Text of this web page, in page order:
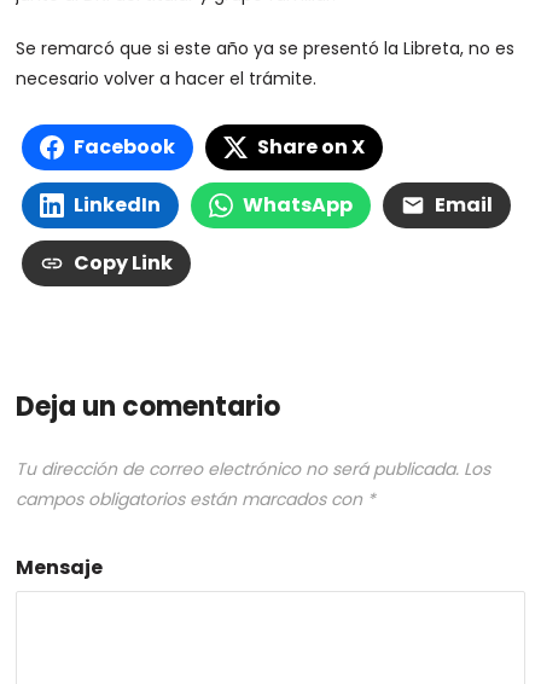
Se remarcó que si este año ya se presentó la Libreta, no es
necesario volver a hacer el trámite.
Facebook Share on X
LinkedIn WhatsApp Email
Copy Link
Deja un comentario
Tu dirección de correo electrónico no será publicada. Los
campos obligatorios están marcados con *
Mensaje